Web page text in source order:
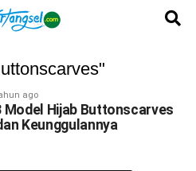
ago
Model Hijab Buttonscarves
Keunggulannya